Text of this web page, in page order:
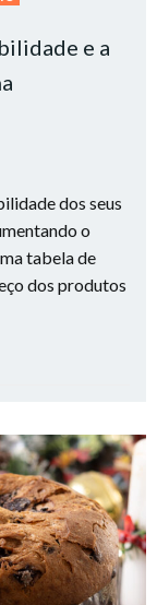
e a
dos seus
o
tabela de
dos produtos